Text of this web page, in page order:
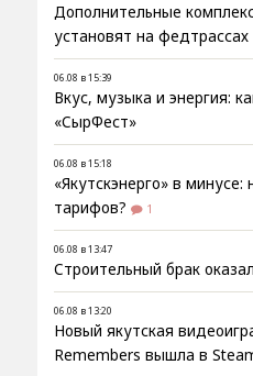
Дополнительные
установят на федтрассах
06.08 в 15:39
Вкус, музыка и энергия:
«СырФест»
06.08 в 15:18
«Якутскэнерго» в
тарифов?
1
06.08 в 13:47
Строительный брак
06.08 в 13:20
Новый якутская
Remembers вышла в